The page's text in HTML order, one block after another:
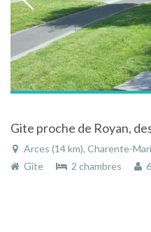
Gite proche de Royan,
Arces (14 km), Charente-Maritime,
Gîte
2 chambres